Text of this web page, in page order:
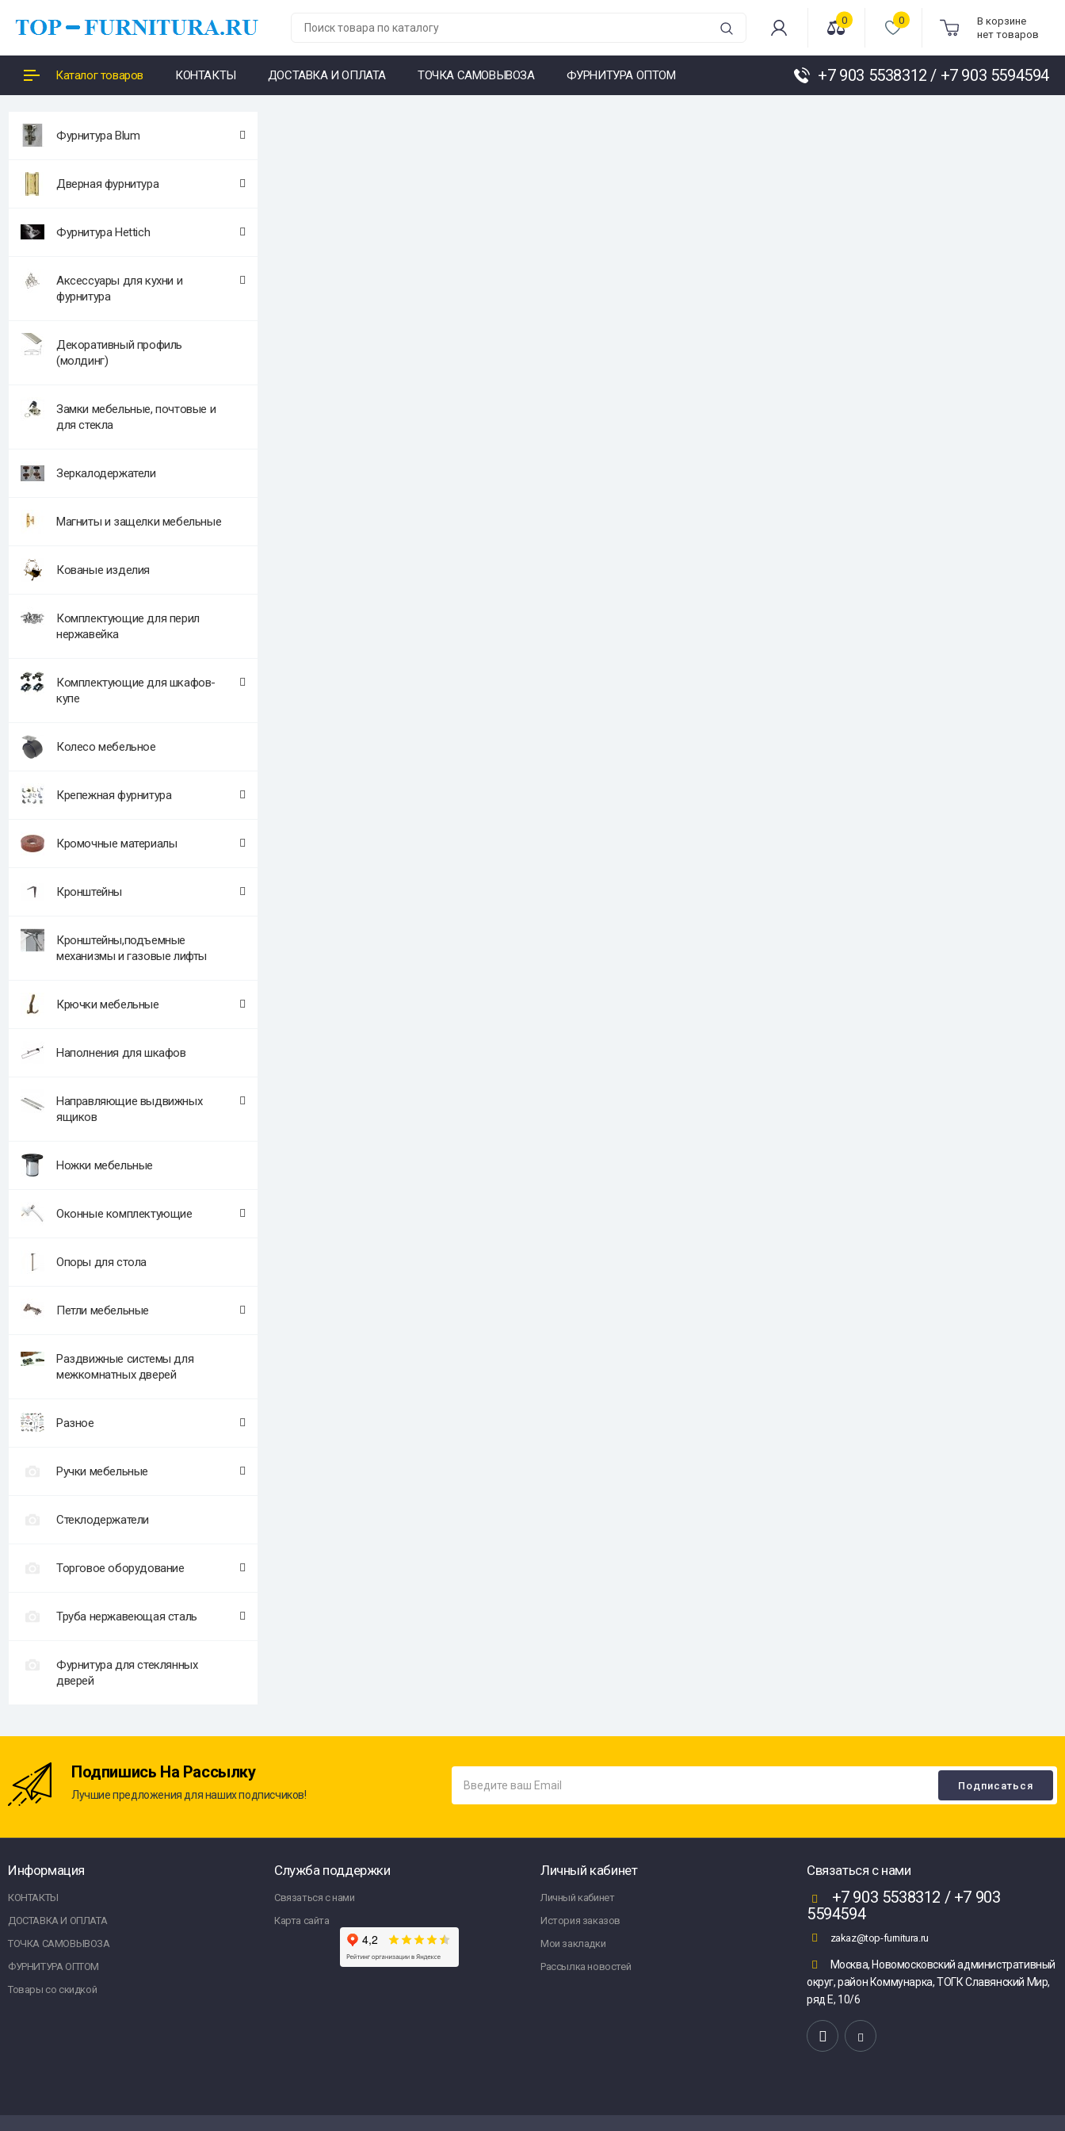
0 0
В корзине
нет товаров
Каталог товаров КОНТАКТЫ ДОСТАВКА И ОПЛАТА ТОЧКА САМОВЫВОЗА ФУРНИТУРА ОПТОМ +7 903 5538312 / +7 903 5594594
Фурнитура Blum
Дверная фурнитура
Фурнитура Hettich
Аксессуары для кухни и
фурнитура
Декоративный профиль
(молдинг)
Замки мебельные, почтовые и
для стекла
Зеркалодержатели
Магниты и защелки мебельные
Кованые изделия
Комплектующие для перил
нержавейка
Комплектующие для шкафов-
купе
Колесо мебельное
Крепежная фурнитура
Кромочные материалы
Кронштейны
Кронштейны,подъемные
механизмы и газовые лифты
Крючки мебельные
Наполнения для шкафов
Направляющие выдвижных
ящиков
Ножки мебельные
Оконные комплектующие
Опоры для стола
Петли мебельные
Раздвижные системы для
межкомнатных дверей
Разное
Ручки мебельные
Стеклодержатели
Торговое оборудование
Труба нержавеющая сталь
Фурнитура для стеклянных
дверей
Подпишись На Рассылку
Лучшие предложения для наших подписчиков!
Информация
КОНТАКТЫ
ДОСТАВКА И ОПЛАТА
ТОЧКА САМОВЫВОЗА
ФУРНИТУРА ОПТОМ
Товары со скидкой
Служба поддержки
Связаться с нами
Карта сайта
Личный кабинет
Личный кабинет
История заказов
Мои закладки
Рассылка новостей
Связаться с нами
+7 903 5538312 / +7 903
5594594
zakaz@top-furnitura.ru
Москва, Новомосковский административный
округ, район Коммунарка, ТОГК Славянский Мир,
ряд Е, 10/6